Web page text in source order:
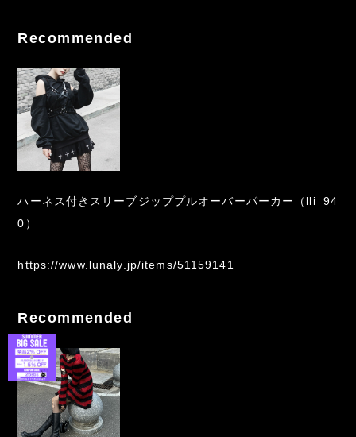
Recommended
ハーネス付きスリーブジッププルオーバーパーカー（lli_94
0）
https://www.lunaly.jp/items/51159141
Recommended